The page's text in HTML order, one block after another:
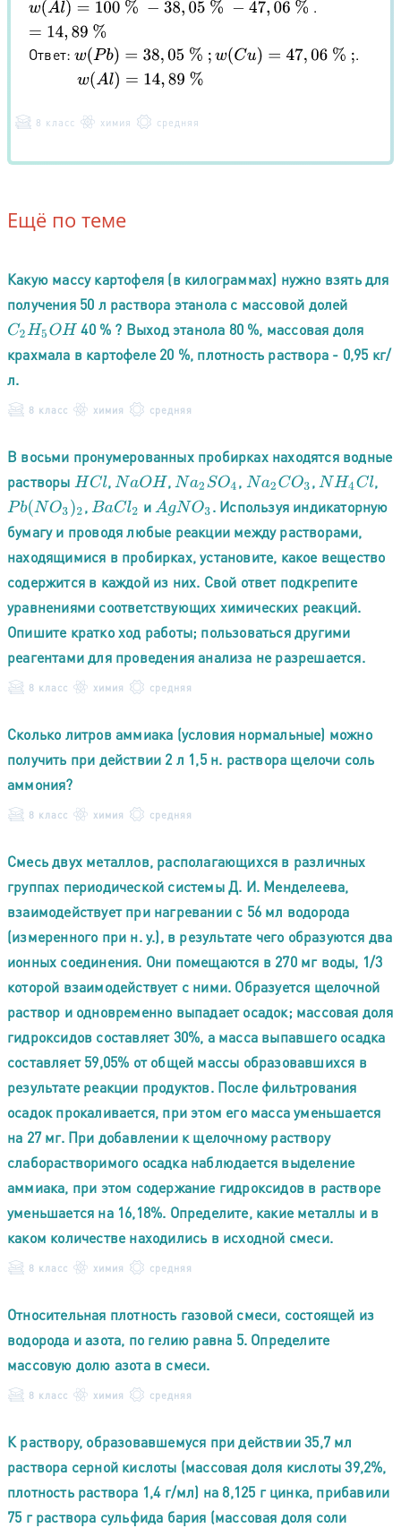
w(Al)=100 %−38,05%−47 ,06 % 14 ,89% .
Ответ:w(Pb)=38,05%;w Cu )=47,06%;w (Al)=14 89 %.
8 класс химия средняя
Ещё по теме
Какую массу картофеля (в килограммах) нужно взять для
получения 50 л раствора этанола с массовой долей
C2H5OH
40 % ? Выход этанола 80 %, массовая доля
крахмала в картофеле 20 %, плотность раствора - 0,95 кг/
л.
8 класс химия средняя
В восьми пронумерованных пробирках находятся водные
растворы HCl , NaOH ,Na2SO4 , Na2CO3 ,NH4Cl
,
Pb(NO3)2 , BaCl2 и AgNO3
. Используя индикаторную
бумагу и проводя любые реакции между растворами,
находящимися в пробирках, установите, какое вещество
содержится в каждой из них. Свой ответ подкрепите
уравнениями соответствующих химических реакций.
Опишите кратко ход работы; пользоваться другими
реагентами для проведения анализа не разрешается.
8 класс химия средняя
Сколько литров аммиака (условия нормальные) можно
получить при действии 2 л 1,5 н. раствора щелочи соль
аммония?
8 класс химия средняя
Смесь двух металлов, располагающихся в различных
группах периодической системы Д. И. Менделеева,
взаимодействует при нагревании с 56 мл водорода
(измеренного при н. у.), в результате чего образуются два
ионных соединения. Они помещаются в 270 мг воды, 1/3
которой взаимодействует с ними. Образуется щелочной
раствор и одновременно выпадает осадок; массовая доля
гидроксидов составляет 30%, а масса выпавшего осадка
составляет 59,05% от общей массы образовавшихся в
результате реакции продуктов. После фильтрования
осадок прокаливается, при этом его масса уменьшается
на 27 мг. При добавлении к щелочному раствору
слаборастворимого осадка наблюдается выделение
аммиака, при этом содержание гидроксидов в растворе
уменьшается на 16,18%. Определите, какие металлы и в
каком количестве находились в исходной смеси.
8 класс химия средняя
Относительная плотность газовой смеси, состоящей из
водорода и азота, по гелию равна 5. Определите
массовую долю азота в смеси.
8 класс химия средняя
К раствору, образовавшемуся при действии 35,7 мл
раствора серной кислоты (массовая доля кислоты 39,2%,
плотность раствора 1,4 г/мл) на 8,125 г цинка, прибавили
75 г раствора сульфида бария (массовая доля соли